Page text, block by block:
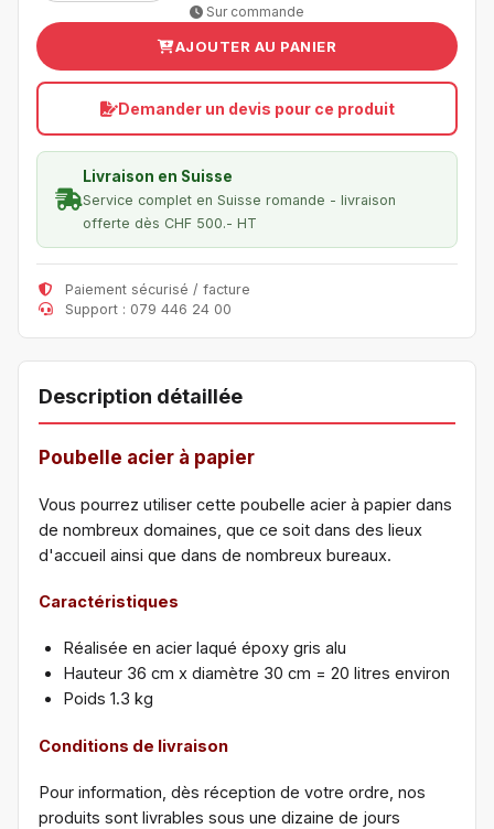
Sur commande
AJOUTER AU PANIER
Demander un devis pour ce produit
Livraison en Suisse
Service complet en Suisse romande - livraison
offerte dès CHF 500.- HT
Paiement sécurisé / facture
Support : 079 446 24 00
Description détaillée
Poubelle acier à papier
Vous pourrez utiliser cette poubelle acier à papier dans
de nombreux domaines, que ce soit dans des lieux
d'accueil ainsi que dans de nombreux bureaux.
Caractéristiques
Réalisée en acier laqué époxy gris alu
Hauteur 36 cm x diamètre 30 cm = 20 litres environ
Poids 1.3 kg
Conditions de livraison
Pour information, dès réception de votre ordre, nos
produits sont livrables sous une dizaine de jours